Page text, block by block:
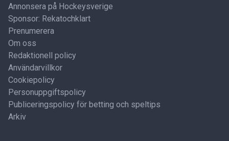
Annonsera på Hockeysverige
Sponsor: Rekatochklart
Prenumerera
Om oss
Redaktionell policy
Användarvillkor
Cookiepolicy
Personuppgiftspolicy
Publiceringspolicy för betting och speltips
Arkiv